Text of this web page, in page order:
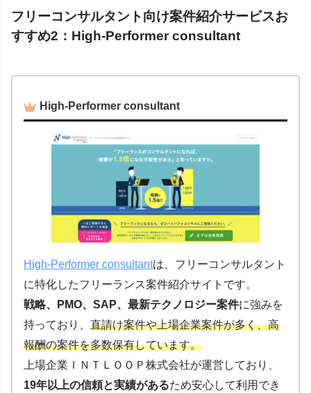
フリーコンサルタント向け案件紹介サービスお
すすめ2：High-Performer consultant
High-Performer consultant
High-Performer consultantは、フリーコンサルタント
に特化したフリーランス案件紹介サイトです。
戦略、PMO、SAP、最新テクノロジー案件に強みを
持っており、 直請け案件や上場企業案件が多く、高
報酬の案件を多数保有しています。
上場企業ＩＮＴＬＯＯＰ株式会社が運営しており、
19年以上の信頼と実績があるため安心して利用でき